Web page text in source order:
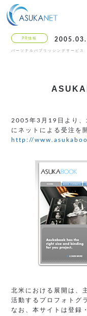
PR情報
パーソナルパブリッシングサービス
2005年3月19日より、
にネットによる受注を
http://
北米における展開は、
活動するプロフォトグ
なお、本サイトは登録